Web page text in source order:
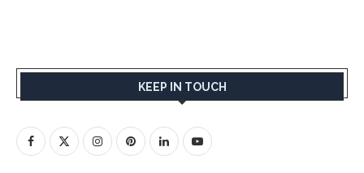
KEEP IN TOUCH